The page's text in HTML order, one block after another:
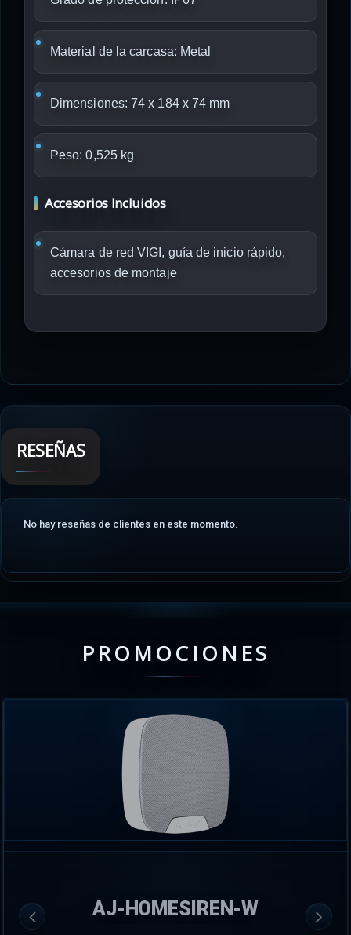
Material de la carcasa: Metal
Dimensiones: 74 x 184 x 74 mm
Peso: 0,525 kg
Accesorios Incluidos
Cámara de red VIGI, guía de inicio rápido,
accesorios de montaje
RESEÑAS
No hay reseñas de clientes en este momento.
PROMOCIONES
AJ-HOMESIREN-W